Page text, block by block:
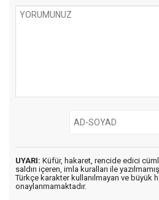
UYARI: Küfür, hakaret, rencide edici
saldırı içeren, imla kuralları ile
Türkçe karakter kullanılmayan ve büyük
onaylanmamaktadır.